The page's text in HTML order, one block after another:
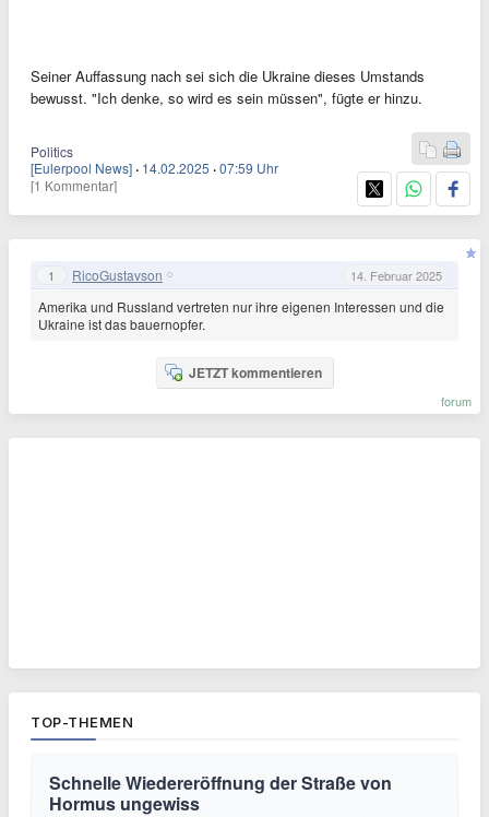
Seiner Auffassung nach sei sich die Ukraine dieses Umstands
bewusst. "Ich denke, so wird es sein müssen", fügte er hinzu.
Politics
[Eulerpool News] · 14.02.2025 ·07:59 Uhr
[1 Kommentar]
1 RicoGustavson 14. Februar 2025
Amerika und Russland vertreten nur ihre eigenen Interessen und die
Ukraine ist das bauernopfer.
JETZT kommentieren
forum
TOP-THEMEN
Schnelle Wiedereröffnung der Straße von
Hormus ungewiss